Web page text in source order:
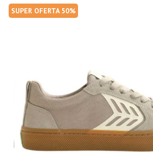
SUPER OFERTA 50%